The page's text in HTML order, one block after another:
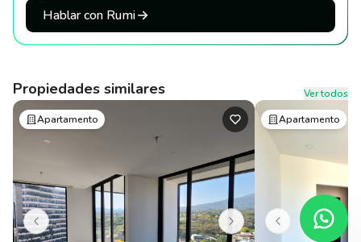
Hablar con Rumi
Propiedades similares
Ver todos
Apartamento
Apartamento